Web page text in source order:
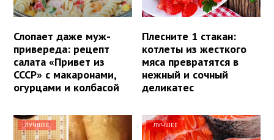
Слопает даже муж-
привереда: рецепт
салата «Привет из
СССР» с макаронами,
огурцами и колбасой
Плесните 1 стакан:
котлеты из жесткого
мяса превратятся в
нежный и сочный
деликатес
ЛУЧШЕЕ ЛУЧШЕЕ